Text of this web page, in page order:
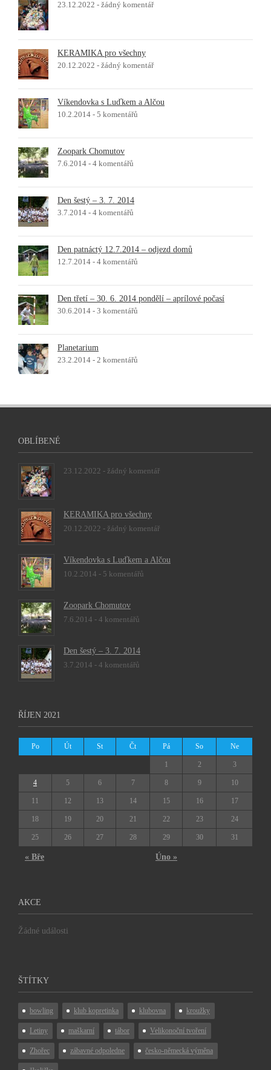
23.12.2022 - žádný komentář
KERAMIKA pro všechny
20.12.2022 - žádný komentář
Víkendovka s Luďkem a Alčou
10.2.2014 - 5 komentářů
Zoopark Chomutov
7.6.2014 - 4 komentářů
Den šestý – 3. 7. 2014
3.7.2014 - 4 komentářů
Den patnáctý 12.7.2014 – odjezd domů
12.7.2014 - 4 komentářů
Den třetí – 30. 6. 2014 pondělí – aprílové počasí
30.6.2014 - 3 komentářů
Planetarium
23.2.2014 - 2 komentářů
OBLÍBENÉ
23.12.2022 - žádný komentář
KERAMIKA pro všechny
20.12.2022 - žádný komentář
Víkendovka s Luďkem a Alčou
10.2.2014 - 5 komentářů
Zoopark Chomutov
7.6.2014 - 4 komentářů
Den šestý – 3. 7. 2014
3.7.2014 - 4 komentářů
ŘÍJEN 2021
Po Út St Čt Pá So Ne
« Bře Úno »
1 2 3
4 5 6 7 8 9 10
11 12 13 14 15 16 17
18 19 20 21 22 23 24
25 26 27 28 29 30 31
AKCE
Žádné události
ŠTÍTKY
bowling klub kopretinka klubovna kroužky
Letiny maškarní tábor Velikonoční tvoření
Zhořec zábavné odpoledne česko-německá výměna